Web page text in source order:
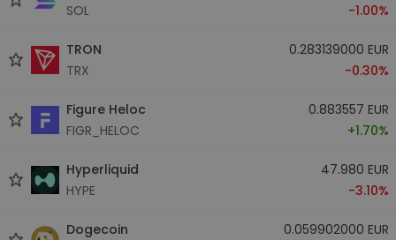
SOL
-1.00%
TRON
TRX
0.283139000 EUR
-0.30%
Figure Heloc
FIGR_HELOC
0.883557 EUR
+1.70%
Hyperliquid
HYPE
47.980 EUR
-3.10%
Dogecoin
0.059902000 EUR